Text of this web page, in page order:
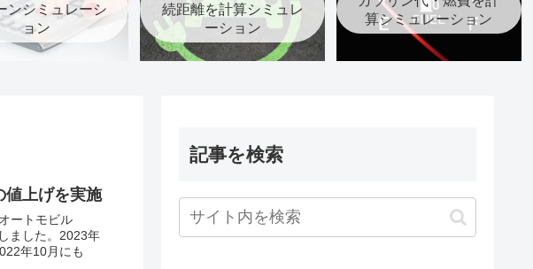
ンシミュレーシ
ョン
続距離を計算シミュレ
ーション
算シミュレーション
値上げを実施
ートモビル
ました。2023年
年10月にも
記事を検索